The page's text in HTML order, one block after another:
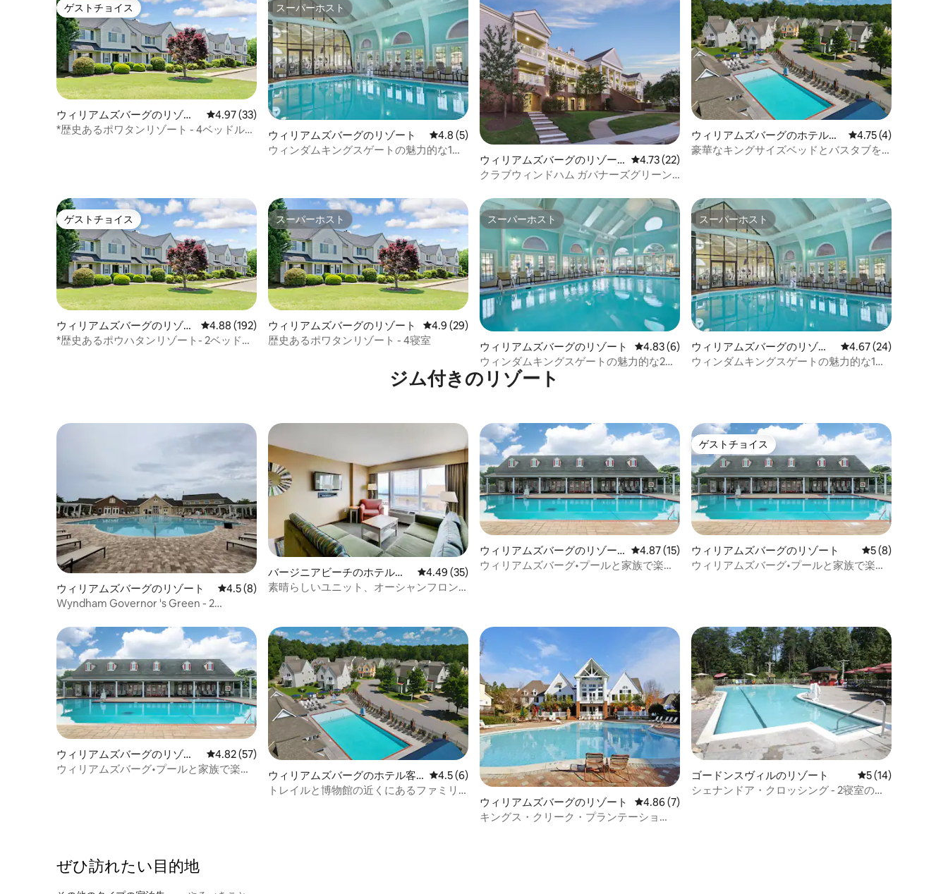
ゲストチョイス
ゲストチョイス
ウィリアムズバーグのリゾー
ト
レビュー33件、5つ星中4.97つ星の平均評価
4.97 (33)
*歴史あるポワタンリゾート - 4ベッドルー
スーパーホスト
スーパーホスト
ウィリアムズバーグのリゾート レビュー5件、5つ星中4.8つ星の平均評価
4.8 (5)
ウィンダムキングスゲートの魅力的な1ベ
ウィリアムズバーグのリゾー
ト
レビュー22件、5つ星中4.73つ星の平均評価
4.73 (22)
クラブウィンドハム ガバナーズグリーン 1
ウィリアムズバーグのホテル客
室
レビュー4件、5つ
4.75 (4)
豪華なキングサイズベッドとバスタブを
ゲストチョイス
ゲストチョイス
ウィリアムズバーグのリゾー
ト
レビュー192件、5つ星中4.88つ星の平均評価
4.88 (192)
*歴史あるポウハタンリゾート- 2ベッドル
スーパーホスト
スーパーホスト
ウィリアムズバーグのリゾート レビュー29件、5つ星中4.9つ星の平均評価
4.9 (29)
歴史あるポワタンリゾート - 4寝室
スーパーホスト
スーパーホスト
ウィリアムズバーグのリゾート レビュー6件、5つ星中4.83つ星の平均評価
4.83 (6)
ウィンダムキングスゲートの魅力的な2寝
室コロニアルコンドミニアム
スーパーホスト
スーパーホスト
ウィリアムズバーグのリゾー
ト
レビュー24件、5つ星
4.67 (24)
ウィンダムキングスゲートの魅力的な1ベ
ジム付きのリゾート
ウィリアムズバーグのリゾート レビュー8件、5つ星中4.5つ星の平均評価
4.5 (8)
Wyndham Governor 's Green - 2
バージニアビーチのホテル客
室
レビュー35件、5つ星中4.49つ星の平均評価
4.49 (35)
素晴らしいユニット、オーシャンフロン
ウィリアムズバーグのリゾー
ト
レビュー15件、5つ星中4.87つ星の平均評価
4.87 (15)
ウィリアムズバーグ•プールと家族で楽し
ゲストチョイス
ゲストチョイス
ウィリアムズバーグのリゾート レビュー8件、5
5 (8)
ウィリアムズバーグ•プールと家族で楽し
ウィリアムズバーグのリゾー
ト
レビュー57件、5つ星中4.82つ星の平均評価
4.82 (57)
ウィリアムズバーグ•プールと家族で楽し
ウィリアムズバーグのホテル客
室
レビュー6件、5つ星中4.5つ星の平均評価
4.5 (6)
トレイルと博物館の近くにあるファミリ
ウィリアムズバーグのリゾート レビュー7件、5つ星中4.86つ星の平均評価
4.86 (7)
キングス・クリーク・プランテーショ
ゴードンスヴィルのリゾート レビュー14件、5
5 (14)
シェナンドア・クロッシング - 2寝室のロ
ぜひ訪⁠れ⁠た⁠い目⁠的⁠地